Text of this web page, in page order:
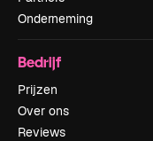
Onderneming
Bedrijf
Prijzen
Over ons
Reviews